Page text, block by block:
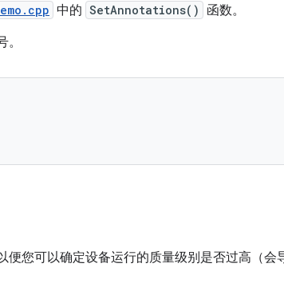
中的 SetAnnotations()
函数。
便您可以确定设备运行的质量级别是否过高（会